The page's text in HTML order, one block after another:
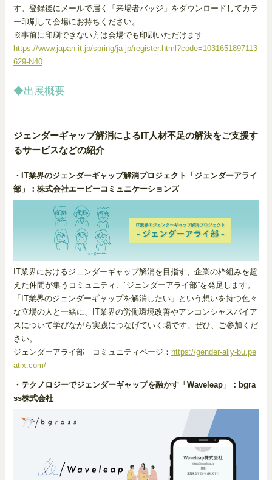
す。登録後にメールで届く「来場者バッジ」をダウンロードしてカラ
ー印刷して会場にお持ちください。
※事前に印刷できない方は会場でも印刷いただけます
https://www.japan-it.jp/spring/ja-jp/register.html?code=1031651897113
629-N40
◆出展概要
ジェンダーギャップ解消によるIT人材不足の解決をご支援す
るサービスなどの紹介
・IT業界のジェンダーギャップ解消プロジェクト「ジェンダーアライ
部」：株式会社エーピーコミュニケーションズ
IT業界におけるジェンダーギャップ解消を目指す、企業の枠組みを超
えた仲間が集うコミュニティ、”ジェンダーアライ部”を発足します。
「IT業界のジェンダーギャップを解消したい」という想いを持つ色々
な立場の人と一緒に、IT業界の労働環境改善やアンコンシャスバイア
スについて学びながら実践につなげていく場です。ぜひ、ご参加くだ
さい。
ジェンダーアライ部 コミュニティページ： https://gender-ally-bu.pe
atix.com/
・テクノロジーでジェンダーギャップを融かす「Waveleap」：bgra
ss株式会社